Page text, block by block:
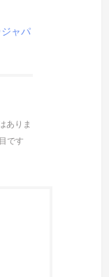
ャパ
ありま
です